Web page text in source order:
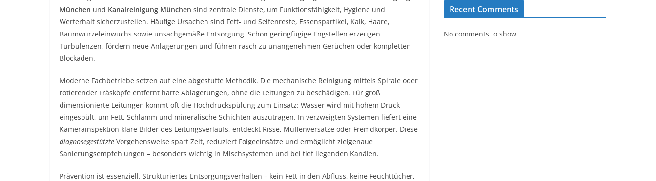
München und Kanalreinigung München sind zentrale Dienste, um Funktionsfähigkeit, Hygiene und
Werterhalt sicherzustellen. Häufige Ursachen sind Fett- und Seifenreste, Essenspartikel, Kalk, Haare,
Baumwurzeleinwuchs sowie unsachgemäße Entsorgung. Schon geringfügige Engstellen erzeugen
Turbulenzen, fördern neue Anlagerungen und führen rasch zu unangenehmen Gerüchen oder kompletten
Blockaden.
Moderne Fachbetriebe setzen auf eine abgestufte Methodik. Die mechanische Reinigung mittels Spirale oder
rotierender Fräsköpfe entfernt harte Ablagerungen, ohne die Leitungen zu beschädigen. Für groß
dimensionierte Leitungen kommt oft die Hochdruckspülung zum Einsatz: Wasser wird mit hohem Druck
eingespült, um Fett, Schlamm und mineralische Schichten auszutragen. In verzweigten Systemen liefert eine
Kamerainspektion klare Bilder des Leitungsverlaufs, entdeckt Risse, Muffenversätze oder Fremdkörper. Diese
diagnosegestützte Vorgehensweise spart Zeit, reduziert Folgeeinsätze und ermöglicht zielgenaue
Sanierungsempfehlungen – besonders wichtig in Mischsystemen und bei tief liegenden Kanälen.
Prävention ist essenziell. Strukturiertes Entsorgungsverhalten – kein Fett in den Abfluss, keine Feuchttücher,
Recent Comments
No comments to show.